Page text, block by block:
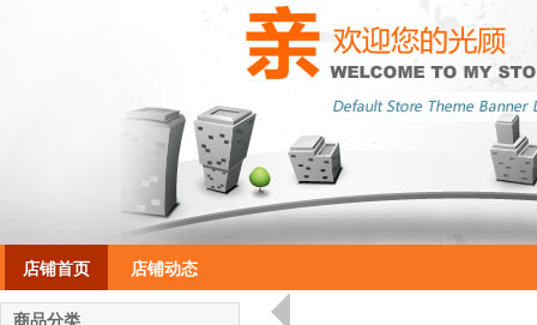
店铺首页 店铺动态
商品分类